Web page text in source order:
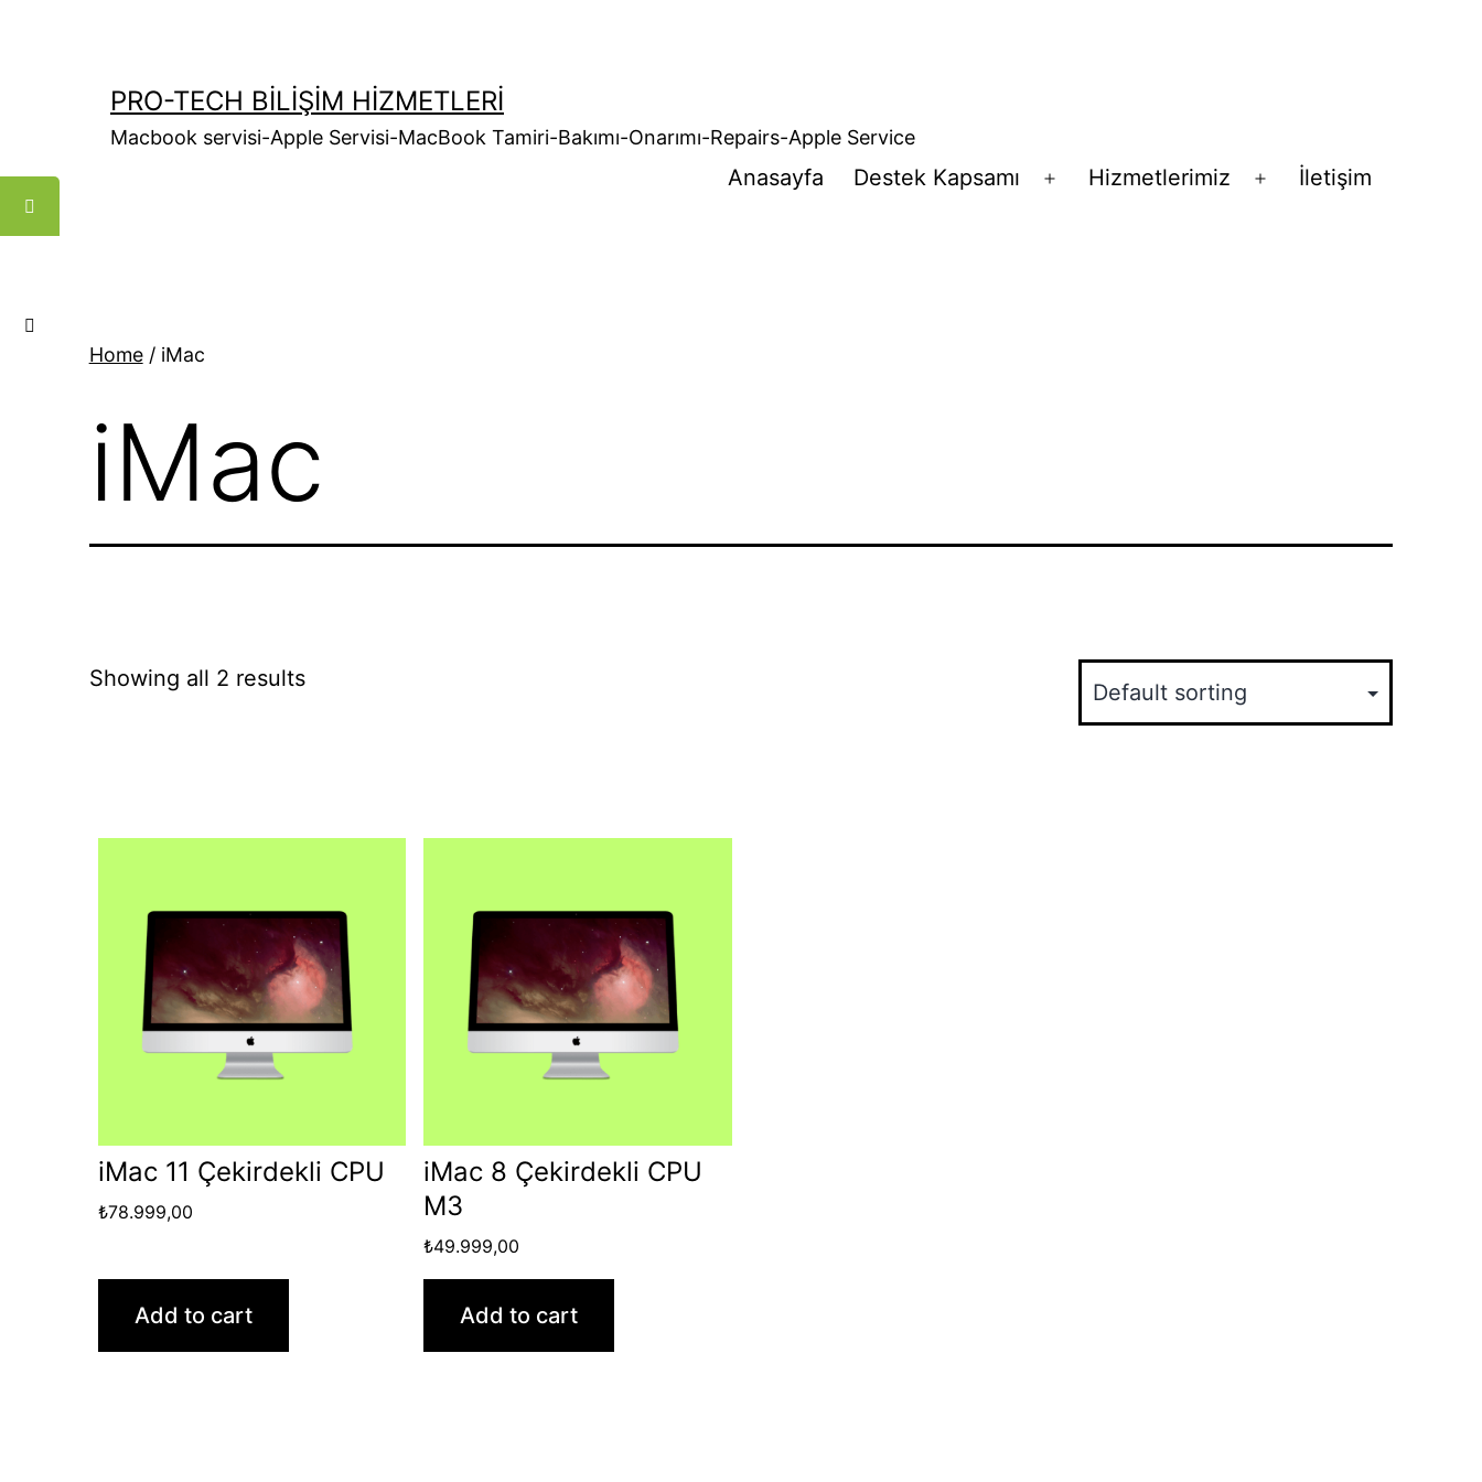
PRO-TECH BILIŞIM HIZMETLERI
Macbook servisi-Apple Servisi-MacBook Tamiri-Bakımı-Onarımı-Repairs-Apple Service
Anasayfa Destek Kapsamı
Menüyü
Hizmetlerimiz
Menüyü
İletişim
Home/ iMac
iMac
Showing all 2 results
iMac 11 Çekirdekli CPU
₺78.999,00
Add to cart
iMac 8 Çekirdekli CPU
M3
₺49.999,00
Add to cart